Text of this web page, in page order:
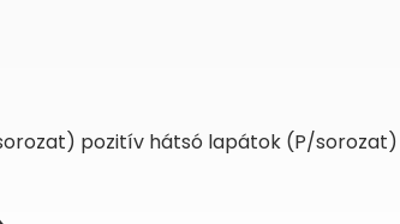
pozitív hátsó lapátok (P/